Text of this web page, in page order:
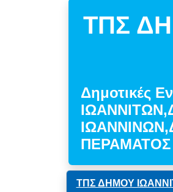
ΤΠΣ
Δημοτικές
ΠΕΡΑΜΑΤΟΣ
ΤΠΣ ΔΗΜΟΥ